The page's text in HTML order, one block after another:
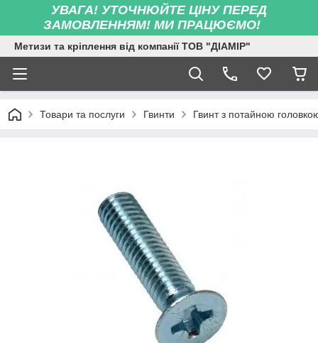
УВАГА! УТОЧНЮЙТЕ ЦІНУ ПЕРЕД
ЗАМОВЛЕННЯМ! МИ ПРАЦЮЄМО!
Метизи та кріплення від компанії ТОВ "ДІАМІР"
Товари та послуги Гвинти Гвинт з потайною